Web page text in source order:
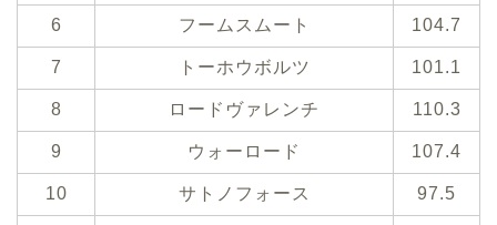
6 フームスムート 104.7
7 トーホウボルツ 101.1
8 ロードヴァレンチ 110.3
9 ウォーロード 107.4
10 サトノフォース 97.5